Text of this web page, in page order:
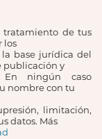
tratamiento de tus
los
base jurídica del
publicación y
En ningún caso
nombre con tu
limitación,
datos. Más